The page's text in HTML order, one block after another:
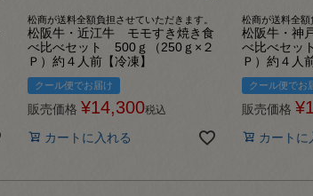
松商が送料全額負担させていただきます。
松阪牛・近江牛 モモすき焼き食
べ比べセット 500ｇ（250ｇ×２
Ｐ）約４人前【冷凍】
クール便でお届け
販売価格 ¥14,300税込
カートに入れる
松商が送料全額
松阪牛・神
べ比べセッ
Ｐ）約４人
クール便でお
販売価格 ¥
カートに